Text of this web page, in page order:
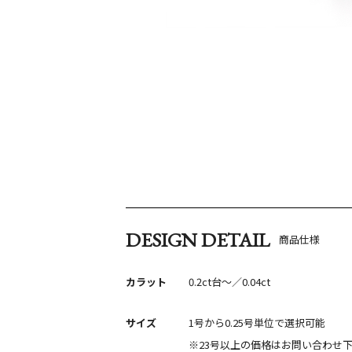
DESIGN DETAIL 商品仕様
カラット 0.2ct台〜／0.04ct
サイズ
1号から0.25号単位で選択可能
※23号以上の価格はお問い合わせ